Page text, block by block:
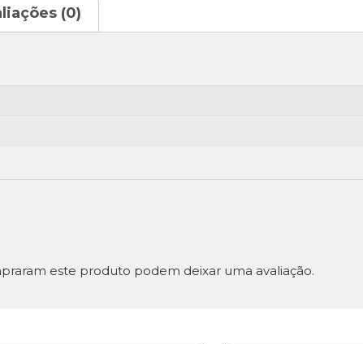
(0)
este produto podem deixar uma avaliação.